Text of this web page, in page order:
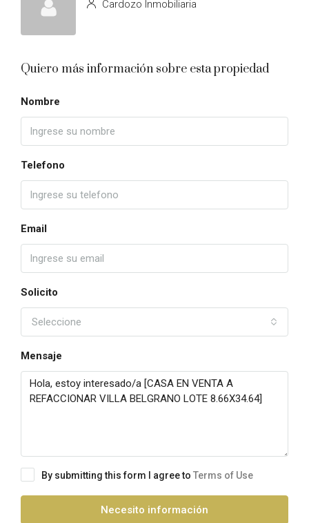
Cardozo Inmobiliaria
Quiero más información sobre esta propiedad
Nombre
Telefono
Email
Solicito
Seleccione
Mensaje
By submitting this form I agree to Terms of Use
Necesito información